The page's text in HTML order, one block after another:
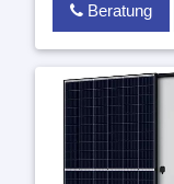
Beratung